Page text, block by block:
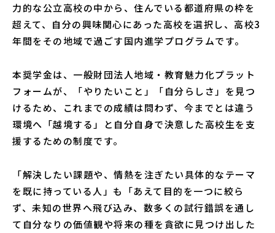
力的な公立高校の中から、住んでいる都道府県の枠を
超えて、自分の興味関心にあった高校を選択し、高校3
年間をその地域で過ごす国内進学プログラムです。
本奨学金は、一般財団法人地域・教育魅力化プラット
フォームが、「やりたいこと」「自分らしさ」を見つ
けるため、これまでの成績は問わず、今までとは違う
環境へ「越境する」と自分自身で決意した高校生を支
援するための制度です。
「解決したい課題や、情熱を注ぎたい具体的なテーマ
を既に持っている人」も「あえて目的を一つに絞ら
ず、未知の世界へ飛び込み、数多くの試行錯誤を通し
て自分なりの価値観や将来の種を貪欲に見つけ出した